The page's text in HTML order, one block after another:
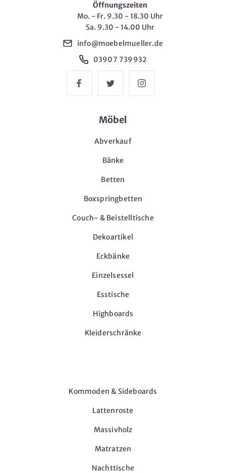
Öffnungszeiten
Mo. - Fr. 9.30 - 18.30 Uhr
Sa. 9.30 - 14.00 Uhr
info@moebelmueller.de
03907 739932
Möbel
Abverkauf
Bänke
Betten
Boxspringbetten
Couch- & Beistelltische
Dekoartikel
Eckbänke
Einzelsessel
Esstische
Highboards
Kleiderschränke
Kommoden & Sideboards
Lattenroste
Massivholz
Matratzen
Nachttische